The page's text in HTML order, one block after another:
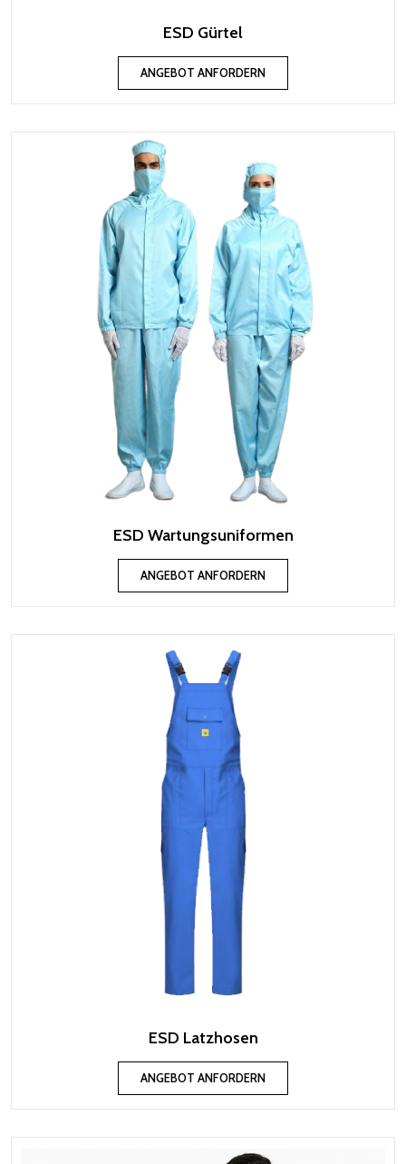
ESD Gürtel
ANGEBOT ANFORDERN
ESD Wartungsuniformen
ANGEBOT ANFORDERN
ESD Latzhosen
ANGEBOT ANFORDERN